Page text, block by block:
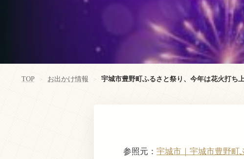
TOP > お出かけ情報 > 宇城市豊野町ふるさと祭り、今年は花火打ち
参照元： 宇城市｜宇城市豊野町